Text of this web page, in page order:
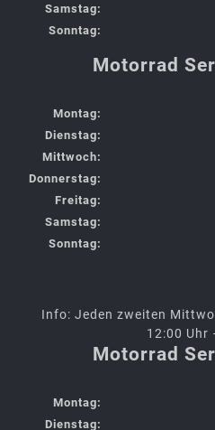
Samstag:
Sonntag:
Motorrad
Montag:
Dienstag:
Mittwoch:
Donnerstag:
Freitag:
Samstag:
Sonntag:
Info: Jeden zweiten
12:00 Uhr
Motorrad
Montag:
Dienstag: